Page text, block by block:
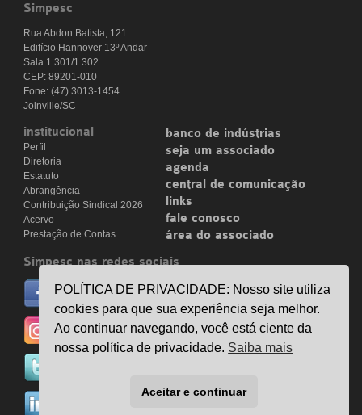
Simpesc
Rua Abdon Batista, 121
Edifício Hannover 13º Andar
Sala 1.301/1.302
CEP: 89201-010
Fone: (47) 3013-1454
Joinville/SC
institucional
Perfil
Diretoria
Estatuto
Abrangência
Contribuição Sindical 2026
Acervo
Prestação de Contas
banco de indústrias
seja um associado
agenda
central de comunicação
links
fale conosco
área do associado
Simpesc nas redes sociais
no facebook
/simpesc
no instagram
@simpescplasticos
POLÍTICA DE PRIVACIDADE: Nosso site utiliza
cookies para que sua experiência seja melhor.
Ao continuar navegando, você está ciente da
nossa política de privacidade. Saiba mais
Aceitar e continuar